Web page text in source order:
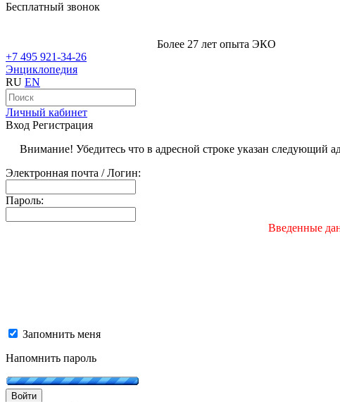
Бесплатный звонок
Более 27 лет опыта ЭКО
+7 495 921-34-26
Энциклопедия
RU EN
Личный кабинет
Вход Регистрация
Внимание! Убедитесь что в адресной строке указан следующий
Электронная почта / Логин:
Пароль:
Введенные
Запомнить меня
Напомнить пароль
Войти